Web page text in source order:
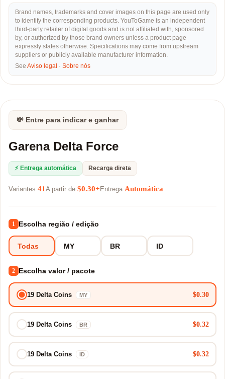
Brand names, trademarks and cover images on this page are used only
to identify the corresponding products. YouToGame is an independent
third-party retailer of digital goods and is not affiliated with, sponsored
by, or authorized by those brand owners unless a product page
expressly states otherwise. Specifications may come from upstream
suppliers or publicly available manufacturer information.
See Aviso legal · Sobre nós
💸 Entre para indicar e ganhar
Garena Delta Force
⚡ Entrega automática Recarga direta
Variantes 41 A partir de $0.30+ Entrega Automática
1 Escolha região / edição
Todas MY BR ID
2 Escolha valor / pacote
19 Delta Coins MY $0.30
19 Delta Coins BR $0.32
19 Delta Coins ID $0.32